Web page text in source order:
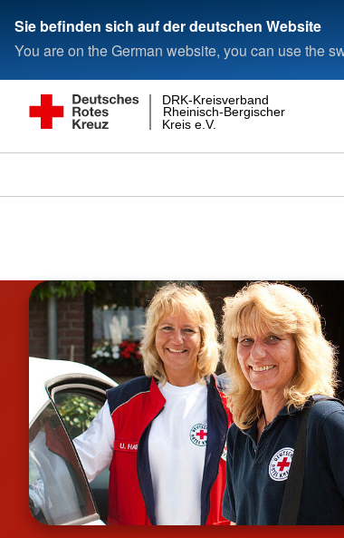
Sie befinden sich auf der deutschen Website
You are on the German website, you can use the
Kreis e.V.
Rheinisch-Bergischer
DRK-Kreisverband